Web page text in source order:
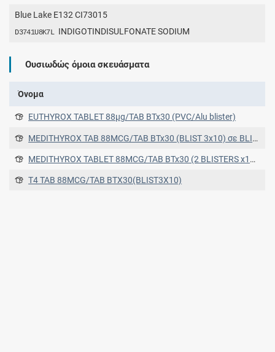
Blue Lake E132 CI73015
D3741U8K7L INDIGOTINDISULFONATE SODIUM
Ουσιωδώς όμοια σκευάσματα
Όνομα
EUTHYROX TABLET 88μg/TAB BTx30 (PVC/Alu blister)
MEDITHYROX TAB 88MCG/TAB BTx30 (BLIST 3x10) σε BLISTERS PVC/ALUM FOIL σε BLISTERS PVC/ALUM FOIL
MEDITHYROX TABLET 88MCG/TAB BTx30 (2 BLISTERS x15) σε BLISTERS PVC/ALUM FOIL σε BLISTERS PVC/ALUM FOIL
T4 TAB 88MCG/TAB BTX30(BLIST3X10)